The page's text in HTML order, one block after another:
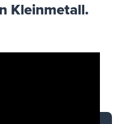
Kleinmetall.